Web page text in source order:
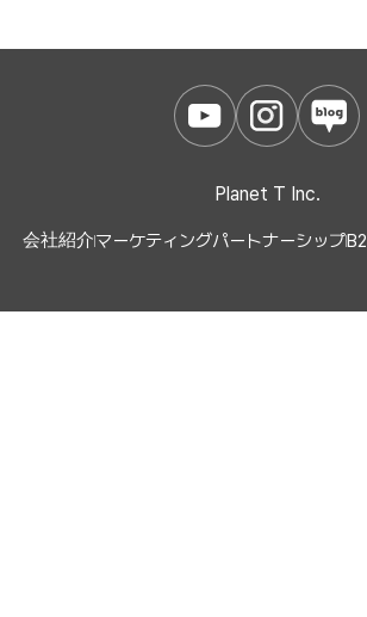
Planet T Inc.
会社紹介マーケティングパートナーシップ